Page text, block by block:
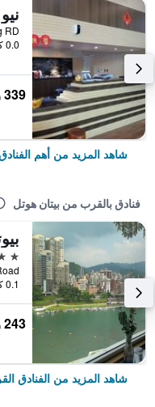
0.0 كيلومتر عن وسط المدينة
339 ﷼
شاهد المزيد من أهم
فنادق بالقرب من بيتان هوتل
3 نجوم
0.1 كيلومتر عن وسط المدينة
243 ﷼
شاهد المزيد من الفنادق